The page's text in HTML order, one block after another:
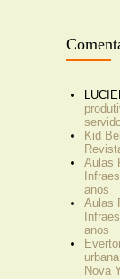
Kid
Aulas
anos
Aulas
anos
Nova